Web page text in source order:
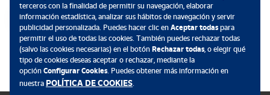
terceros con la finalidad de permitir su navegación, elaborar
información estadística, analizar sus hábitos de navegación y servir
publicidad personalizada. Puedes hacer clic en Aceptar todaspara
permitir el uso de todas las cookies. También puedes rechazar todas
(salvo las cookies necesarias) en el botón Rechazar todas, o elegir qué
tipo de cookies deseas aceptar o rechazar, mediante la
opción Configurar Cookies. Puedes obtener más información en
nuestra POLÍTICA DE COOKIES.